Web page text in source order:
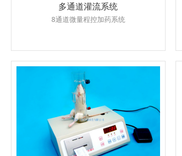
多通道灌流系统
8通道微量程控加药系统